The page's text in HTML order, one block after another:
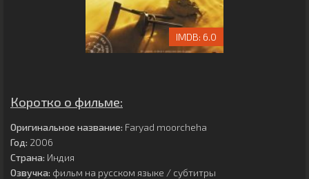
6.0
Коротко о фильме:
Оригинальное название: Faryad moorcheha
Год: 2006
Страна: Индия
Озвучка: фильм на русском языке / субтитры